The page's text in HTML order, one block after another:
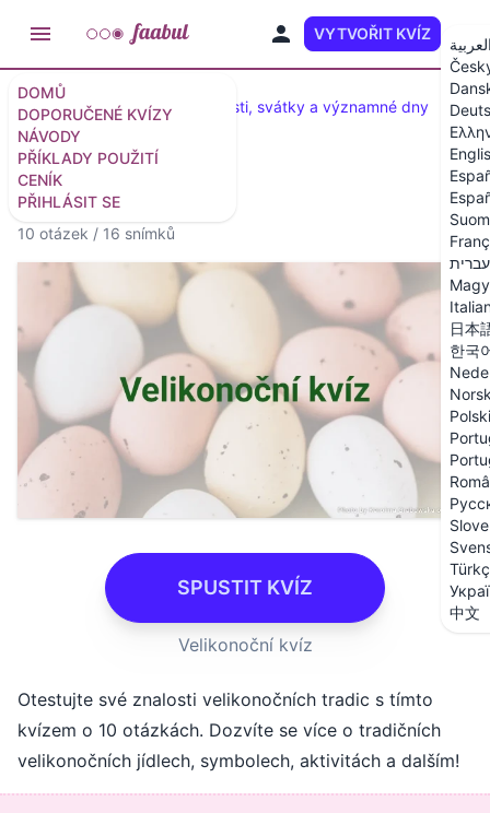
DOMŮ
DOPORUČENÉ KVÍZY
NÁVODY
PŘÍKLADY POUŽITÍ
CENÍK
PŘIHLÁSIT SE
VYTVOŘIT KVÍZ
עברית
日本
한국
Polski
中文
Katalog kvízů Kvízy: Události, svátky a významné dny
Velikonoční kvíz
10 otázek / 16 snímků
SPUSTIT KVÍZ
Velikonoční kvíz
Otestujte své znalosti velikonočních tradic s tímto
kvízem o 10 otázkách. Dozvíte se více o tradičních
velikonočních jídlech, symbolech, aktivitách a dalším!